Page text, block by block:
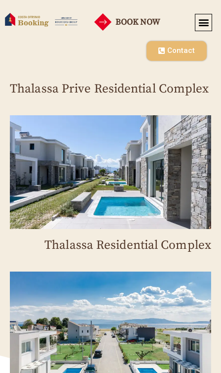
BOOK NOW
Contact
Thalassa Prive Residential Complex
Thalassa Residential Complex